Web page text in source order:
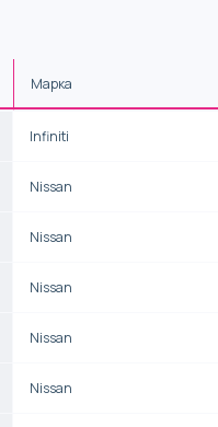
Марка
Infiniti
Nissan
Nissan
Nissan
Nissan
Nissan